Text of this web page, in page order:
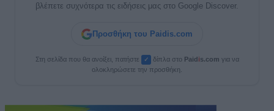
βλέπετε συχνότερα τις ειδήσεις μας στο Google Discover.
Προσθήκη του Paidis.com
Στη σελίδα που θα ανοίξει, πατήστε ✓ δίπλα στο Paid is.com για να
ολοκληρώσετε την προσθήκη.